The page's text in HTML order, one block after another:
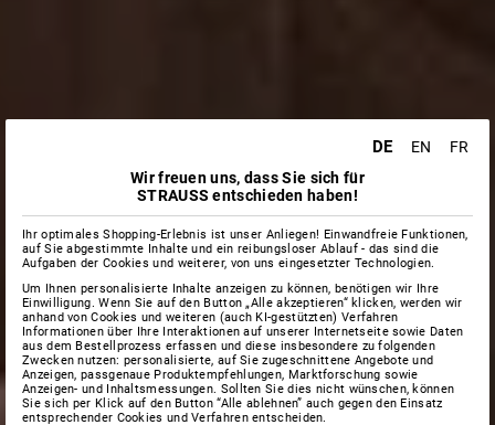
DE EN
FR
Wir freuen uns, dass Sie sich für
STRAUSS entschieden haben!
Ihr optimales Shopping-Erlebnis ist unser Anliegen! Einwandfreie Funktionen,
auf Sie abgestimmte Inhalte und ein reibungsloser Ablauf - das sind die
Aufgaben der Cookies und weiterer, von uns eingesetzter Technologien.
Um Ihnen personalisierte Inhalte anzeigen zu können, benötigen wir Ihre
Einwilligung. Wenn Sie auf den Button „Alle akzeptieren“ klicken, werden wir
anhand von Cookies und weiteren (auch KI-gestützten) Verfahren
Informationen über Ihre Interaktionen auf unserer Internetseite sowie Daten
aus dem Bestellprozess erfassen und diese insbesondere zu folgenden
Zwecken nutzen: personalisierte, auf Sie zugeschnittene Angebote und
Anzeigen, passgenaue Produktempfehlungen, Marktforschung sowie
Anzeigen- und Inhaltsmessungen. Sollten Sie dies nicht wünschen, können
Sie sich per Klick auf den Button “Alle ablehnen” auch gegen den Einsatz
entsprechender Cookies und Verfahren entscheiden.